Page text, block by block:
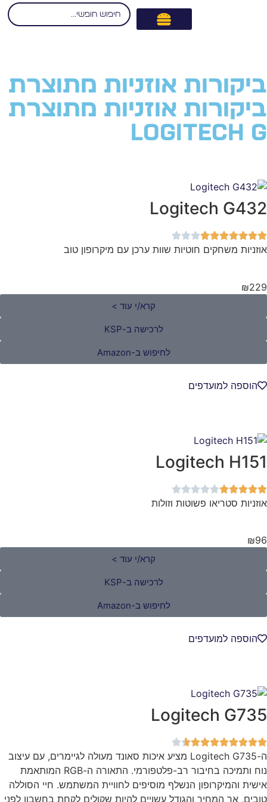
אוזניות מתוצרת
אוזניות מתוצרת
Logitech
משחקים חוטיות שוות ערכן עם מיקרופון טוב
קרא/י עוד >
לרכישה ב-KSP
לחיפוש ב-Amazon
למועדפים
Logitech
פשוטות וזולות
קרא/י עוד >
לרכישה ב-KSP
לחיפוש ב-Amazon
למועדפים
Logitech
ה-Logitech G735 מציע איכות סאונד מעולה לגיימרים, עם עיצוב
נוח ותמיכה בחיבור רב-פלטפורמי. התאורה ה-RGB המותאמת
הנשלף מוסיפים לחוויית המשתמש. חיי הסוללה
המחיר והגודל עשויים להיות שקולים לקחת בחשבון לפני